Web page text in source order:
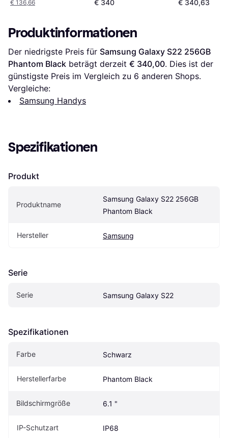
€ 136,66
€ 340 € 340,63
Produktinformationen
Der niedrigste Preis für Samsung Galaxy S22 256GB
Phantom Black beträgt derzeit € 340,00. Dies ist der
günstigste Preis im Vergleich zu 6 anderen Shops.
Vergleiche:
Samsung Handys
Spezifikationen
Produkt
Produktname
Samsung Galaxy S22 256GB
Phantom Black
Hersteller Samsung
Serie
Serie Samsung Galaxy S22
Spezifikationen
Farbe Schwarz
Herstellerfarbe Phantom Black
Bildschirmgröße 6.1 "
IP-Schutzart IP68